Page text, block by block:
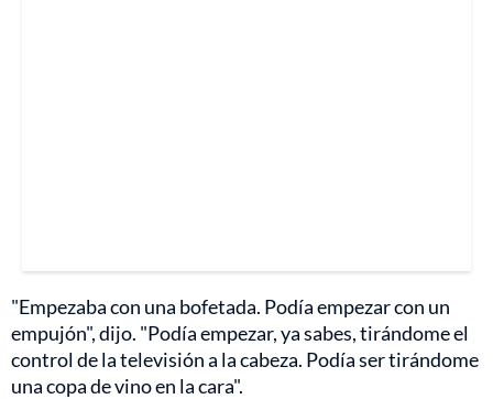
"Empezaba con una bofetada. Podía empezar con un
empujón", dijo. "Podía empezar, ya sabes, tirándome el
control de la televisión a la cabeza. Podía ser tirándome
una copa de vino en la cara".